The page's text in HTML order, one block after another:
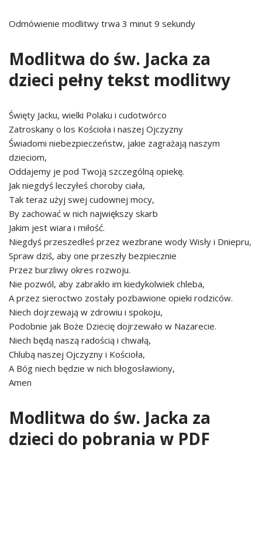
Odmówienie modlitwy trwa 3 minut 9 sekundy
Modlitwa do św. Jacka za
dzieci pełny tekst modlitwy
Święty Jacku, wielki Polaku i cudotwórco
Zatroskany o los Kościoła i naszej Ojczyzny
Świadomi niebezpieczeństw, jakie zagrażają naszym
dzieciom,
Oddajemy je pod Twoją szczególną opiekę.
Jak niegdyś leczyłeś choroby ciała,
Tak teraz użyj swej cudownej mocy,
By zachować w nich największy skarb
Jakim jest wiara i miłość.
Niegdyś przeszedłeś przez wezbrane wody Wisły i Dniepru,
Spraw dziś, aby one przeszły bezpiecznie
Przez burzliwy okres rozwoju.
Nie pozwól, aby zabrakło im kiedykolwiek chleba,
A przez sieroctwo zostały pozbawione opieki rodziców.
Niech dojrzewają w zdrowiu i spokoju,
Podobnie jak Boże Dziecię dojrzewało w Nazarecie.
Niech będą naszą radością i chwałą,
Chlubą naszej Ojczyzny i Kościoła,
A Bóg niech będzie w nich błogosławiony,
Amen
Modlitwa do św. Jacka za
dzieci do pobrania w PDF